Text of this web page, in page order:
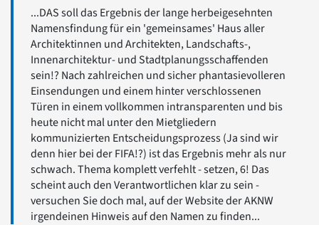
...DAS soll das Ergebnis der lange herbeigesehnten
Namensfindung für ein 'gemeinsames' Haus aller
Architektinnen und Architekten, Landschafts-,
Innenarchitektur- und Stadtplanungsschaffenden
sein!? Nach zahlreichen und sicher phantasievolleren
Einsendungen und einem hinter verschlossenen
Türen in einem vollkommen intransparenten und bis
heute nicht mal unter den Mietgliedern
kommunizierten Entscheidungsprozess (Ja sind wir
denn hier bei der FIFA!?) ist das Ergebnis mehr als nur
schwach. Thema komplett verfehlt - setzen, 6! Das
scheint auch den Verantwortlichen klar zu sein -
versuchen Sie doch mal, auf der Website der AKNW
irgendeinen Hinweis auf den Namen zu finden...